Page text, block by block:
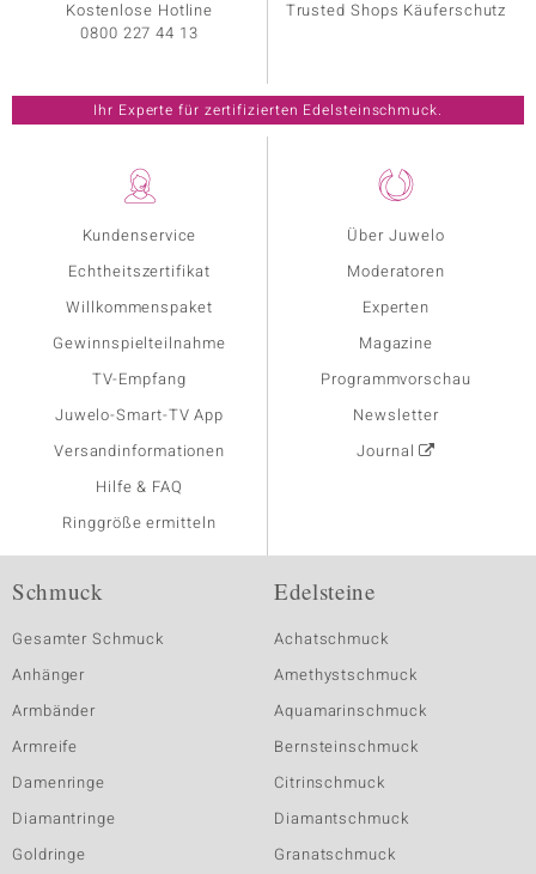
Kundenservice
Echtheitszertifikat
Willkommenspaket
Gewinnspielteilnahme
TV-Empfang
Juwelo-Smart-TV App
Versandinformationen
Hilfe & FAQ
Ringgröße ermitteln
Über Juwelo
Moderatoren
Experten
Magazine
Programmvorschau
Newsletter
Journal
Kostenlose Hotline
0800 227 44 13
Trusted Shops Käuferschutz
Ihr Experte für zertifizierten Edelsteinschmuck.
Schmuck
Gesamter Schmuck
Anhänger
Armbänder
Armreife
Damenringe
Diamantringe
Goldringe
Edelsteine
Achatschmuck
Amethystschmuck
Aquamarinschmuck
Bernsteinschmuck
Citrinschmuck
Diamantschmuck
Granatschmuck